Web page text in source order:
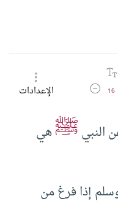
حجم الخط
16 تقليل حجم الخطالإعدادات
النبيﷺهي
إذا فرغ من